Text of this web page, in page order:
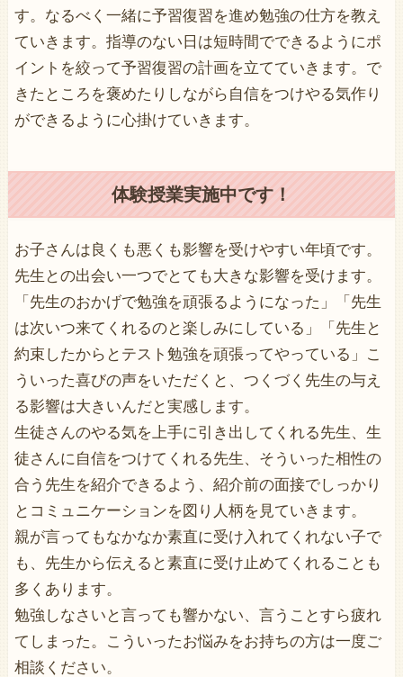
す。なるべく一緒に予習復習を進め勉強の仕方を教え
ていきます。指導のない日は短時間でできるようにポ
イントを絞って予習復習の計画を立てていきます。で
きたところを褒めたりしながら自信をつけやる気作り
ができるように心掛けていきます。
体験授業実施中です！
お子さんは良くも悪くも影響を受けやすい年頃です。
先生との出会い一つでとても大きな影響を受けます。
「先生のおかげで勉強を頑張るようになった」「先生
は次いつ来てくれるのと楽しみにしている」「先生と
約束したからとテスト勉強を頑張ってやっている」こ
ういった喜びの声をいただくと、つくづく先生の与え
る影響は大きいんだと実感します。
生徒さんのやる気を上手に引き出してくれる先生、生
徒さんに自信をつけてくれる先生、そういった相性の
合う先生を紹介できるよう、紹介前の面接でしっかり
とコミュニケーションを図り人柄を見ていきます。
親が言ってもなかなか素直に受け入れてくれない子で
も、先生から伝えると素直に受け止めてくれることも
多くあります。
勉強しなさいと言っても響かない、言うことすら疲れ
てしまった。こういったお悩みをお持ちの方は一度ご
相談ください。